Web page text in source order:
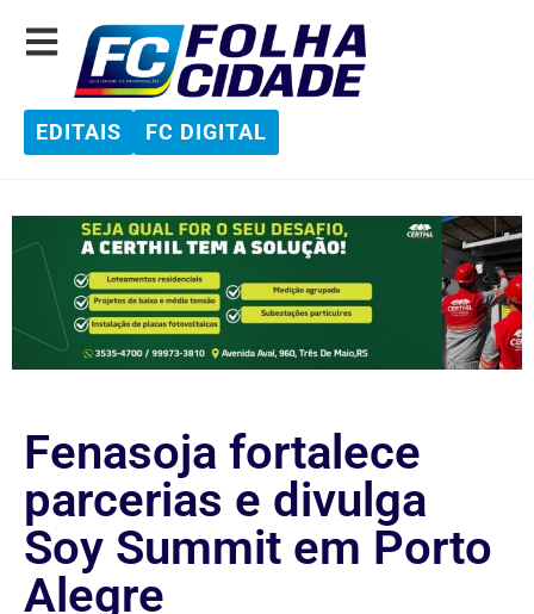
EDITAIS FC DIGITAL
Fenasoja fortalece
parcerias e divulga
Soy Summit em Porto
Alegre